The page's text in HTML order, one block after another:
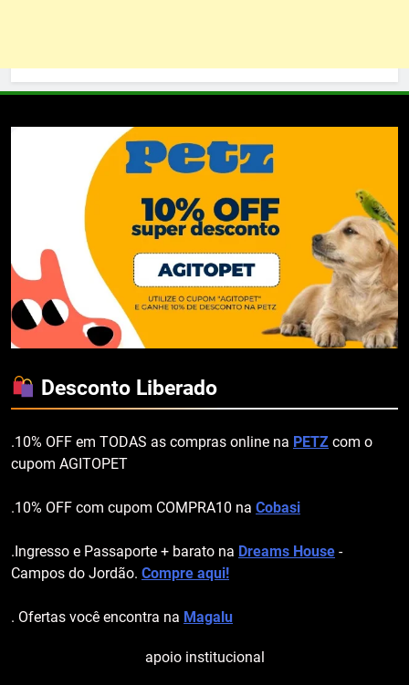
Desconto Liberado
.10% OFF em TODAS as compras online na PETZ com o
cupom AGITOPET
.10% OFF com cupom COMPRA10 na Cobasi
.Ingresso e Passaporte + barato na Dreams House -
Campos do Jordão. Compre aqui!
. Ofertas você encontra na Magalu
apoio institucional